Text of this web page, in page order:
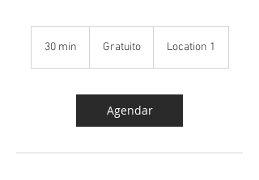
30 min
i
Gratuito Location 1
Agendar